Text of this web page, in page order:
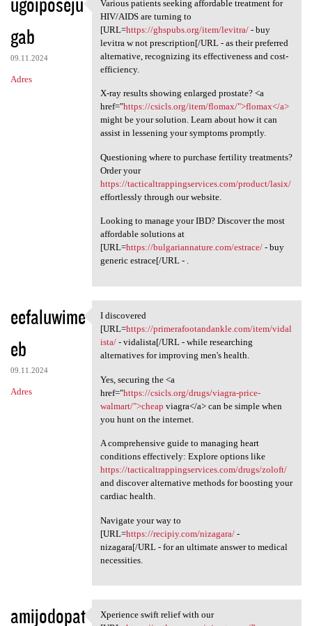
gab
09.11.2024
Adres
Various patients seeking
Various patients seeking affordable treatment for
HIV/AIDS are turning to
[URL=https://ghspubs.org/item/levitra/- buy
levitra w not prescription[/URL - as their preferred
alternative, recognizing its effectiveness and cost-
efficiency.
X-ray results showing enlarged prostate? <a
href="https://csicls.org/item/flomax/">flomax</a>
might be your solution. Learn about how it can
assist in lessening your symptoms promptly.
Questioning where to purchase fertility treatments?
Order your
https://tacticaltrappingservices.com/product/lasix/
effortlessly through our website.
Looking to manage your IBD? Discover the most
affordable solutions at
[URL=https://bulgariannature.com/estrace/- buy
generic estrace[/URL - .
eefaluwime
eb
09.11.2024
Adres
I discovered [URL=https:/
I discovered
[URL=https://primerafootandankle.com/item/vidal
ista/- vidalista[/URL - while researching
alternatives for improving men's health.
Yes, securing the <a
href="https://csicls.org/drugs/viagra-price-
walmart/">cheap viagra</a> can be simple when
you hunt on the internet.
A comprehensive guide to managing heart
conditions effectively: Explore options like
https://tacticaltrappingservices.com/drugs/zoloft/
and discover alternative methods for boosting your
cardiac health.
Navigate your way to
[URL=https://recipiy.com/nizagara/-
nizagara[/URL - for an ultimate answer to medical
necessities.
amijodopat
Xperience swift relief with our